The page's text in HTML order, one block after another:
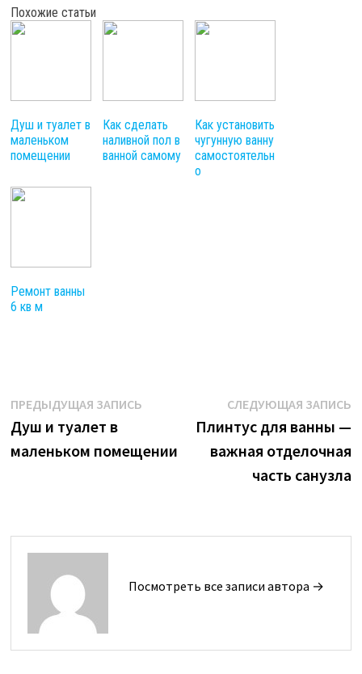
Похожие статьи
Душ и туалет в
маленьком
помещении
Как сделать
наливной пол в
ванной самому
Как установить
чугунную ванну
самостоятельн
о
Ремонт ванны
6 кв м
Навигация
по
ПРЕДЫДУЩАЯ ЗАПИСЬПредыдущая
Душ и туалет в
маленьком помещении
СЛЕДУЮЩАЯ ЗАПИСЬ
Плинтус для ванны —
важная отделочная
часть санузла
Посмотреть все записи автора →